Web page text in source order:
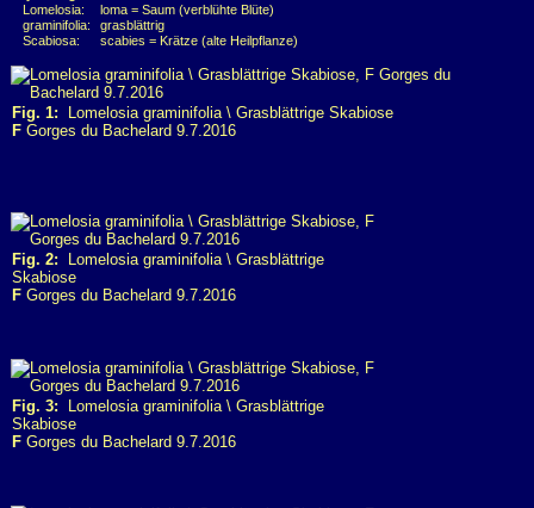
Lomelosia:
loma = Saum (verblühte Blüte)
graminifolia:
grasblättrig
Scabiosa:
scabies = Krätze (alte Heilpflanze)
Fig. 1: Lomelosia graminifolia \ Grasblättrige Skabiose
F Gorges du Bachelard 9.7.2016
Fig. 2: Lomelosia graminifolia \ Grasblättrige
Skabiose
F Gorges du Bachelard 9.7.2016
Fig. 3: Lomelosia graminifolia \ Grasblättrige
Skabiose
F Gorges du Bachelard 9.7.2016